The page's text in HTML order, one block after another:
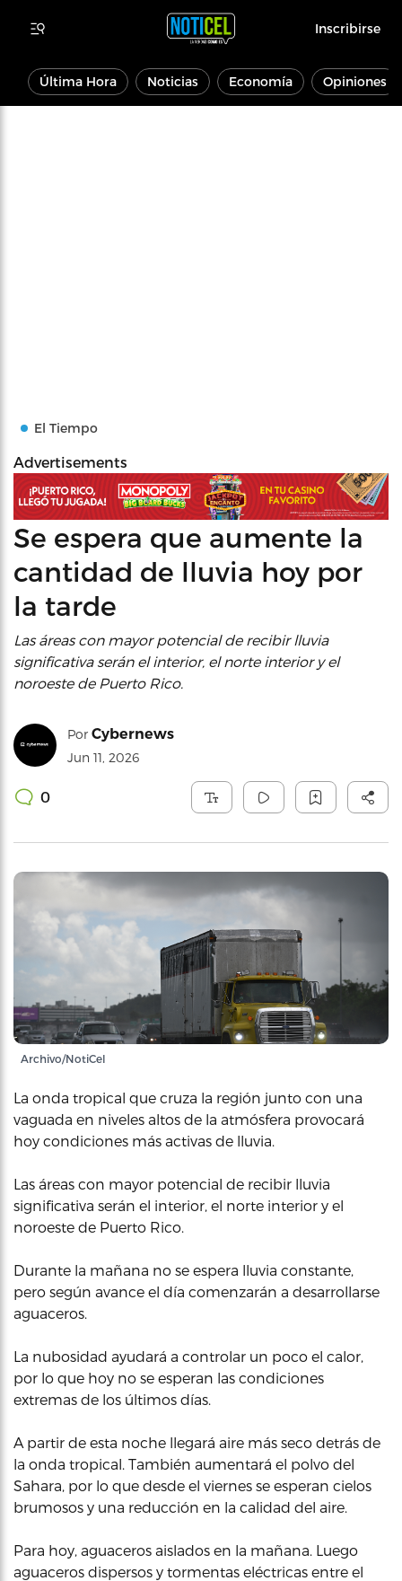
Inscribirse
Última Hora Noticias Economía Opiniones
El Tiempo
Advertisements
Se espera que aumente la
cantidad de lluvia hoy por
la tarde
Las áreas con mayor potencial de recibir lluvia
significativa serán el interior, el norte interior y el
noroeste de Puerto Rico.
Por Cybernews
Jun 11, 2026
0
Archivo/NotiCel
La onda tropical que cruza la región junto con una
vaguada en niveles altos de la atmósfera provocará
hoy condiciones más activas de lluvia.
Las áreas con mayor potencial de recibir lluvia
significativa serán el interior, el norte interior y el
noroeste de Puerto Rico.
Durante la mañana no se espera lluvia constante,
pero según avance el día comenzarán a desarrollarse
aguaceros.
La nubosidad ayudará a controlar un poco el calor,
por lo que hoy no se esperan las condiciones
extremas de los últimos días.
A partir de esta noche llegará aire más seco detrás de
la onda tropical. También aumentará el polvo del
Sahara, por lo que desde el viernes se esperan cielos
brumosos y una reducción en la calidad del aire.
Para hoy, aguaceros aislados en la mañana. Luego
aguaceros dispersos y tormentas eléctricas entre el